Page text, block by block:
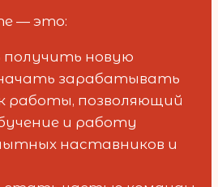
— это:
новую
зарабатывать
работы, позволяющий
и работу
наставников и